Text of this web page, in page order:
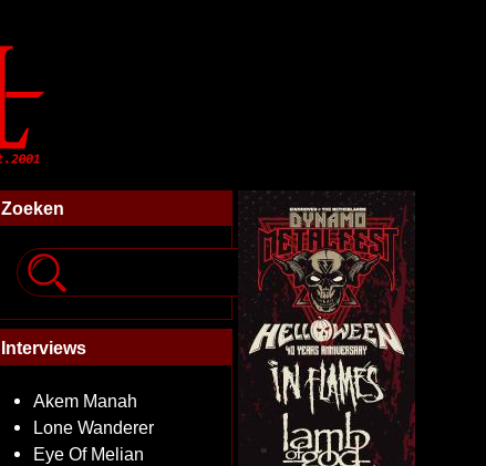
Zoeken
Interviews
Akem Manah
Lone Wanderer
Eye Of Melian